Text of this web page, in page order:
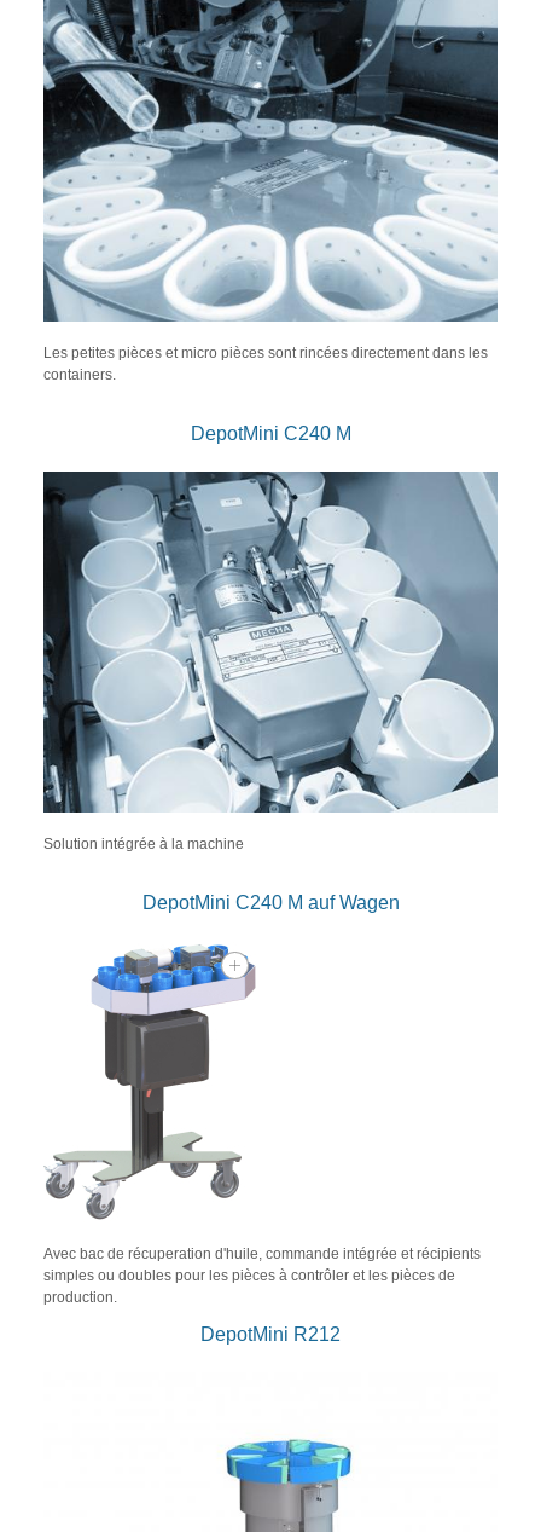
Les petites pièces et micro pièces sont rincées directement dans les
containers.
DepotMini C240 M
Solution intégrée à la machine
DepotMini C240 M auf Wagen
Avec bac de récuperation d'huile, commande intégrée et récipients
simples ou doubles pour les pièces à contrôler et les pièces de
production.
DepotMini R212